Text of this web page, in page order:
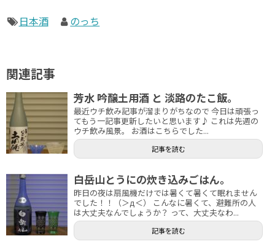
日本酒 のっち
関連記事
芳水 吟醸土用酒 と 淡路のたこ飯。
最近ウチ飲み記事が溜まりがちなので 今日は頑張っ
てもう一記事更新したいと思います♪ これは先週の
ウチ飲み風景。 お酒はこちらでした...
記事を読む
白岳山とうにの炊き込みごはん。
昨日の夜は扇風機だけでは暑くて暑くて眠れません
でした！！（＞д＜） こんなに暑くて、避難所の人
は大丈夫なんでしょうか？ って、大丈夫なわ...
記事を読む